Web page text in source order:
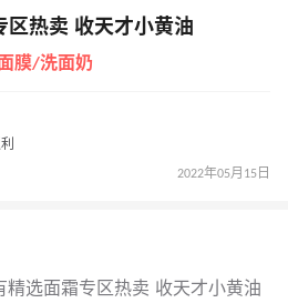
热卖 收天才小黄油
膜/洗面奶
2022年05月15日
精选面霜专区热卖 收天才小黄油